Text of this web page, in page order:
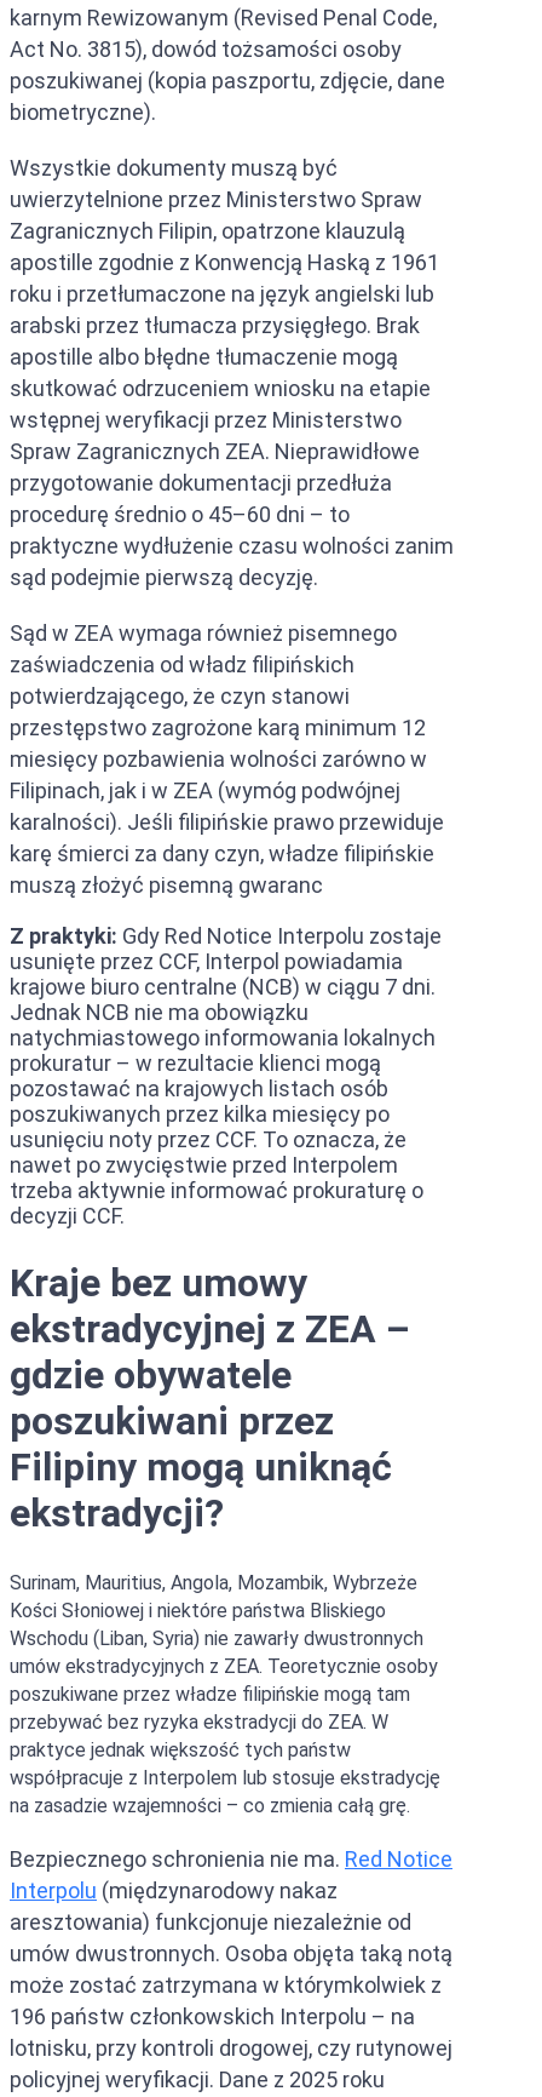
karnym Rewizowanym (Revised Penal Code,
Act No. 3815), dowód tożsamości osoby
poszukiwanej (kopia paszportu, zdjęcie, dane
biometryczne).
Wszystkie dokumenty muszą być
uwierzytelnione przez Ministerstwo Spraw
Zagranicznych Filipin, opatrzone klauzulą
apostille zgodnie z Konwencją Haską z 1961
roku i przetłumaczone na język angielski lub
arabski przez tłumacza przysięgłego. Brak
apostille albo błędne tłumaczenie mogą
skutkować odrzuceniem wniosku na etapie
wstępnej weryfikacji przez Ministerstwo
Spraw Zagranicznych ZEA. Nieprawidłowe
przygotowanie dokumentacji przedłuża
procedurę średnio o 45–60 dni – to
praktyczne wydłużenie czasu wolności zanim
sąd podejmie pierwszą decyzję.
Sąd w ZEA wymaga również pisemnego
zaświadczenia od władz filipińskich
potwierdzającego, że czyn stanowi
przestępstwo zagrożone karą minimum 12
miesięcy pozbawienia wolności zarówno w
Filipinach, jak i w ZEA (wymóg podwójnej
karalności). Jeśli filipińskie prawo przewiduje
karę śmierci za dany czyn, władze filipińskie
muszą złożyć pisemną gwaranc
Z praktyki: Gdy Red Notice Interpolu zostaje
usunięte przez CCF, Interpol powiadamia
krajowe biuro centralne (NCB) w ciągu 7 dni.
Jednak NCB nie ma obowiązku
natychmiastowego informowania lokalnych
prokuratur – w rezultacie klienci mogą
pozostawać na krajowych listach osób
poszukiwanych przez kilka miesięcy po
usunięciu noty przez CCF. To oznacza, że
nawet po zwycięstwie przed Interpolem
trzeba aktywnie informować prokuraturę o
decyzji CCF.
Kraje bez umowy
ekstradycyjnej z ZEA –
gdzie obywatele
poszukiwani przez
Filipiny mogą uniknąć
ekstradycji?
Surinam, Mauritius, Angola, Mozambik, Wybrzeże
Kości Słoniowej i niektóre państwa Bliskiego
Wschodu (Liban, Syria) nie zawarły dwustronnych
umów ekstradycyjnych z ZEA. Teoretycznie osoby
poszukiwane przez władze filipińskie mogą tam
przebywać bez ryzyka ekstradycji do ZEA. W
praktyce jednak większość tych państw
współpracuje z Interpolem lub stosuje ekstradycję
na zasadzie wzajemności – co zmienia całą grę.
Bezpiecznego schronienia nie ma. Red Notice
Interpolu (międzynarodowy nakaz
aresztowania) funkcjonuje niezależnie od
umów dwustronnych. Osoba objęta taką notą
może zostać zatrzymana w którymkolwiek z
196 państw członkowskich Interpolu – na
lotnisku, przy kontroli drogowej, czy rutynowej
policyjnej weryfikacji. Dane z 2025 roku